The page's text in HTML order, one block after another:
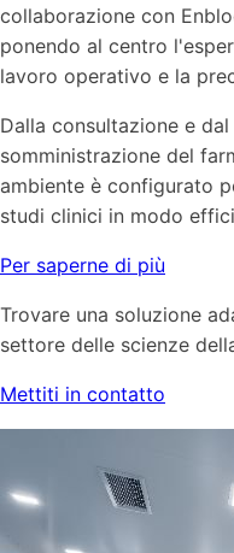
collaborazione con
ponendo al centro
lavoro operativo e la
Dalla consultazione e
somministrazione del
ambiente è configurato
studi clinici in modo
Per saperne di più
Trovare una soluzione
settore delle scienze
Mettiti in contatto